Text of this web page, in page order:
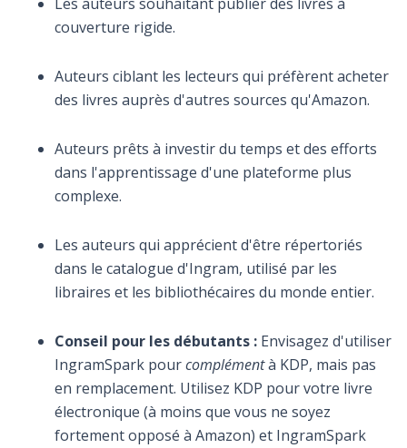
couverture rigide.
Auteurs ciblant les lecteurs qui préfèrent acheter
des livres auprès d'autres sources qu'Amazon.
Auteurs prêts à investir du temps et des efforts
dans l'apprentissage d'une plateforme plus
complexe.
Les auteurs qui apprécient d'être répertoriés
dans le catalogue d'Ingram, utilisé par les
libraires et les bibliothécaires du monde entier.
Conseil pour les débutants : Envisagez d'utiliser
IngramSpark pourcomplémentà KDP, mais pas
en remplacement. Utilisez KDP pour votre livre
électronique (à moins que vous ne soyez
fortement opposé à Amazon) et IngramSpark